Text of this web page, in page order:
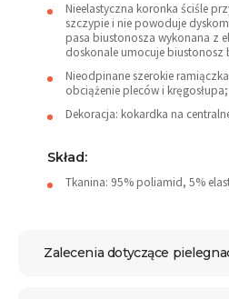
Nieelastyczna koronka ściśle
szczypie i nie powoduje
pasa biustonosza wykonana z
doskonale umocuje biustonosz
Nieodpinane szerokie
obciążenie pleców i kręgosłupa;
Dekoracja: kokardka na
Skład:
Tkanina: 95% poliamid, 5%
Zalecenia dotyczące